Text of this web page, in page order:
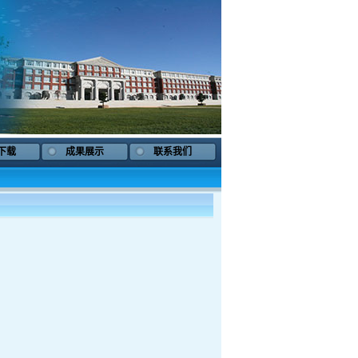
载 成果展示 联系我们